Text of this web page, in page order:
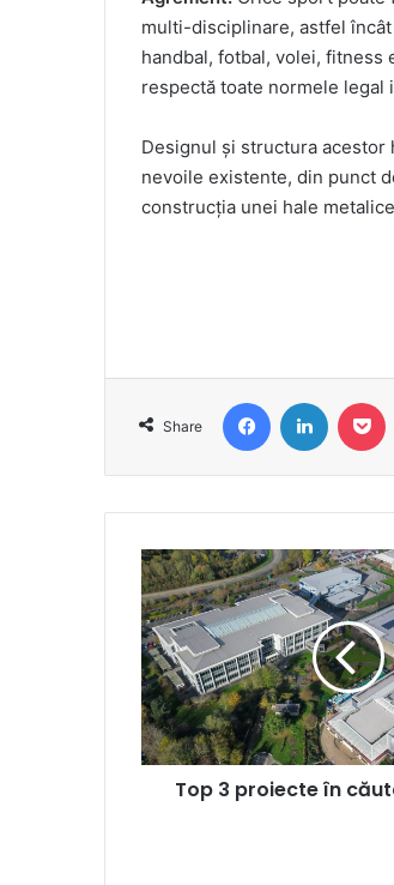
multi-disciplinare, astfel
handbal, fotbal, volei, fitness
respectă toate normele legal
Designul și structura
nevoile existente, din punct
construcția unei hale
Share
FacebookLinkedIn
Top
3
proiecte
în
căutare
de
oferte
Top 3 proiecte în